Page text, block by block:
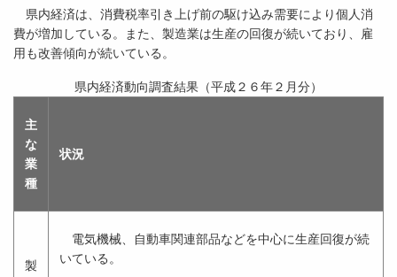
県内経済は、消費税率引き上げ前の駆け込み需要により個人消
費が増加している。また、製造業は生産の回復が続いており、雇
用も改善傾向が続いている。
主
な
業
種
状況
県内経済動向調査結果（平成２６年２月分）
製
電気機械、自動車関連部品などを中心に生産回復が続
いている。